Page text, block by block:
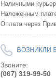
Наличными
Наложенным
Оплата через
ВОЗНИКЛИ
Звоните:
(067) 319-99-50